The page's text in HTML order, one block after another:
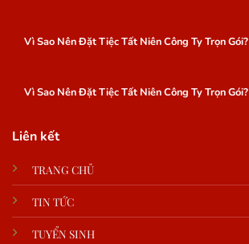
Vì Sao Nên Đặt Tiệc Tất Niên Công Ty Trọn Gói?
Vì Sao Nên Đặt Tiệc Tất Niên Công Ty Trọn Gói?
Liên kết
TRANG CHỦ
TIN TỨC
TUYỂN SINH